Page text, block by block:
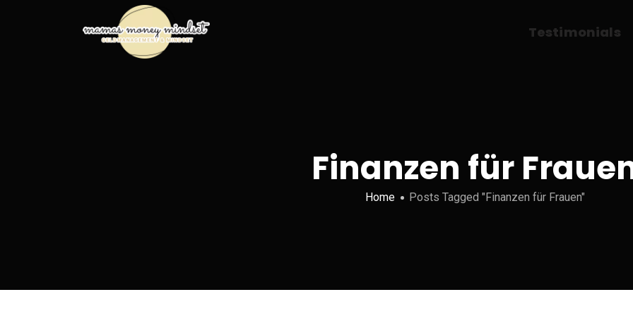
Testimonials
Finanzen für
Home Posts Tagged "Finanzen für Frauen"